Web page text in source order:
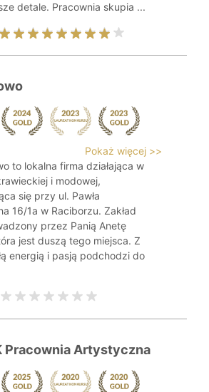
detale. Pracownia skupia ...
Pokaż więcej >>
to lokalna firma działająca w
i modowej,
się przy ul. Pawła
16/1a w Raciborzu. Zakład
przez Panią Anetę
jest duszą tego miejsca. Z
energią i pasją podchodzi do
Pracownia Artystyczna